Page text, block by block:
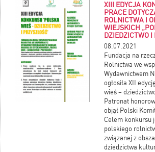
Aktywnie;
Odpocznij na
pasją;
Odpocznij na
Co zrobić, aby
konkursie?
Wystarczy zrobić
do
„Odpocznij na
kategorii
zwracać uwagę
nadesłanych
konkursowe
XIII EDYCJA
PRACE
ROLNICTWA I
WIEJSKICH
DZIEDZICTWO I
08.07.2021
Fundacja na
Rolnictwa we
Wydawnictwem
ogłosiła XII
wieś –
Patronat
objął Polski
Celem konkursu
polskiego
związanej z
dziedzictwa